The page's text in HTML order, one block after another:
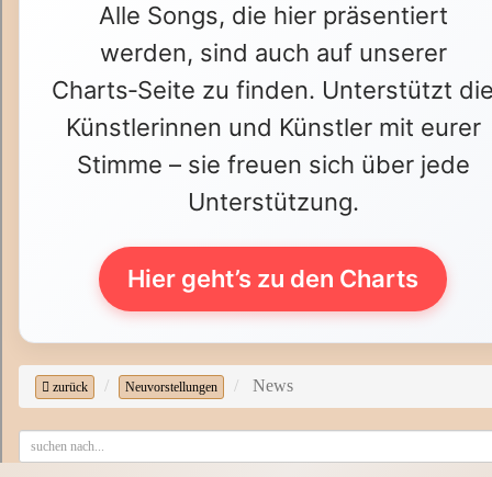
Alle Songs, die hier präsentiert
werden, sind auch auf unserer
Charts‑Seite zu finden. Unterstützt
Künstlerinnen und Künstler mit eurer
Stimme – sie freuen sich über jede
Unterstützung.
Hier geht’s zu den Charts
zurück Neuvorstellungen News